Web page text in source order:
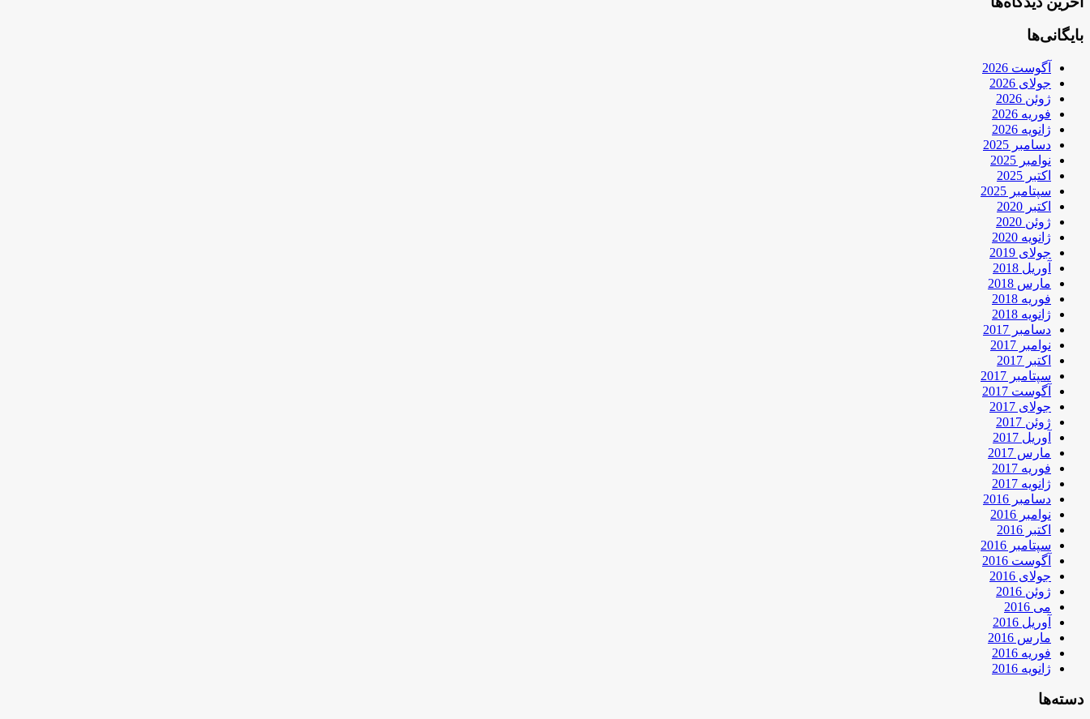
بایگانی‌ها
آگوست 2026
جولای 2026
ژوئن 2026
فوریه 2026
ژانویه 2026
دسامبر 2025
نوامبر 2025
اکتبر 2025
سپتامبر 2025
اکتبر 2020
ژوئن 2020
ژانویه 2020
جولای 2019
آوریل 2018
مارس 2018
فوریه 2018
ژانویه 2018
دسامبر 2017
نوامبر 2017
اکتبر 2017
سپتامبر 2017
آگوست 2017
جولای 2017
ژوئن 2017
آوریل 2017
مارس 2017
فوریه 2017
ژانویه 2017
دسامبر 2016
نوامبر 2016
اکتبر 2016
سپتامبر 2016
آگوست 2016
جولای 2016
ژوئن 2016
می 2016
آوریل 2016
مارس 2016
فوریه 2016
ژانویه 2016
دسته‌ها